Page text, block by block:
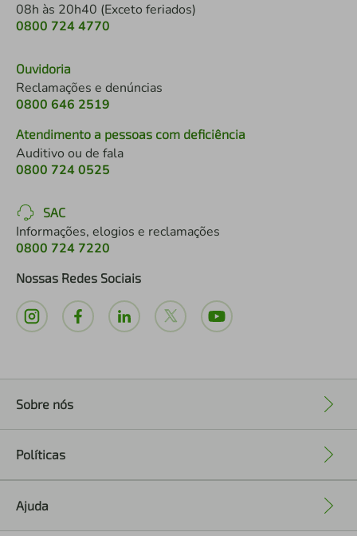
08h às 20h40 (Exceto feriados)
0800 724 4770
Ouvidoria
Reclamações e denúncias
0800 646 2519
Atendimento a pessoas com deficiência
Auditivo ou de fala
0800 724 0525
SAC
Informações, elogios e reclamações
0800 724 7220
Nossas Redes Sociais
Sobre nós
Políticas
Ajuda